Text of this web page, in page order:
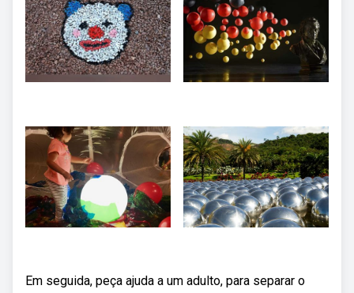
Em seguida, peça ajuda a um adulto, para separar o